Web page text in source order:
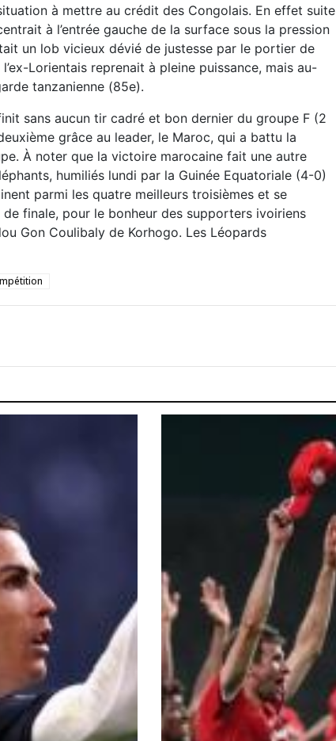
à mettre au crédit des Congolais. En effet suite
à l’entrée gauche de la surface sous la pression
un lob vicieux dévié de justesse par le portier de
Lorientais reprenait à pleine puissance, mais au-
tanzanienne (85e).
sans aucun tir cadré et bon dernier du groupe F (2
grâce au leader, le Maroc, qui a battu la
À noter que la victoire marocaine fait une autre
humiliés lundi par la Guinée Equatoriale (4-0)
parmi les quatre meilleurs troisièmes et se
finale, pour le bonheur des supporters ivoiriens
Gon Coulibaly de Korhogo. Les Léopards